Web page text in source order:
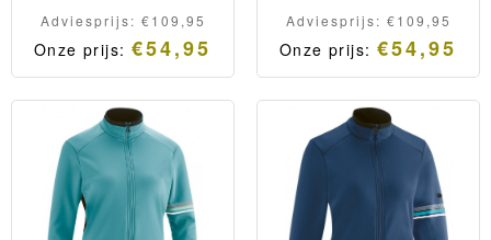
Adviesprijs: €109,95
Onze prijs: €54,95
Adviesprijs: €109,95
Onze prijs: €54,95